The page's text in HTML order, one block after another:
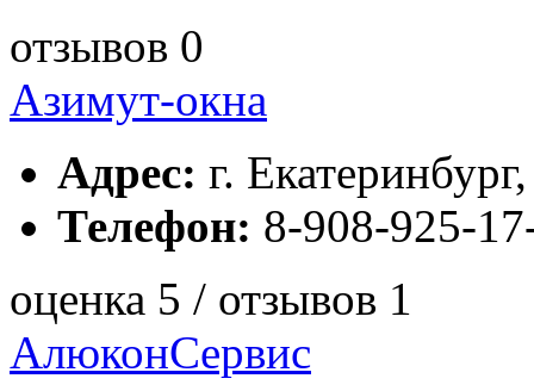
отзывов 0
Азимут-окна
Адрес: г.
Телефон: 8-908-925-
оценка 5 / отзывов 1
АлюконСервис